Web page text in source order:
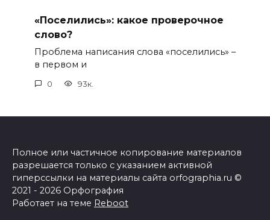
«Поселились»: какое проверочное
слово?
Проблема написания слова «поселились» –
в первом и
0 93к.
Полное или частичное копирование материалов
разрешается только с указанием активной
гиперссылки на материалы сайта orfographia.ru ©
2021 - 2026 Орфография
Работает на теме Reboot